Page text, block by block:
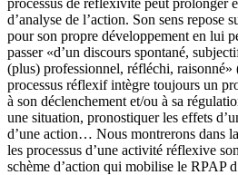
d’analyse de l’action. Son sens repose
pour son propre développement en lui
passer «d’un discours spontané,
(plus) professionnel, réfléchi,
processus réflexif intègre toujours un
à son déclenchement et/ou à sa
une situation, pronostiquer les effets
d’une action… Nous montrerons dans
les processus d’une activité réflexive
schème d’action qui mobilise le RPAP